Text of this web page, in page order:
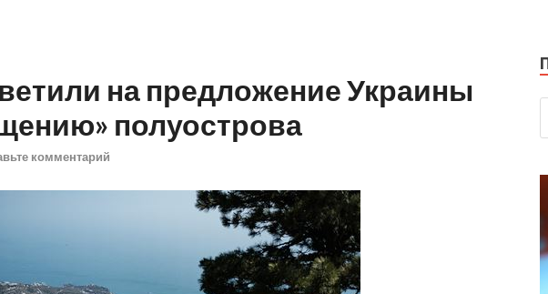
на предложение Украины
полуострова
комментарий